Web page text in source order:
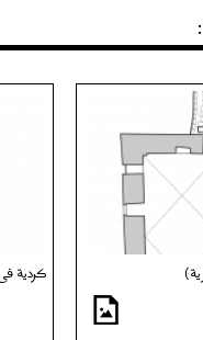
كردية